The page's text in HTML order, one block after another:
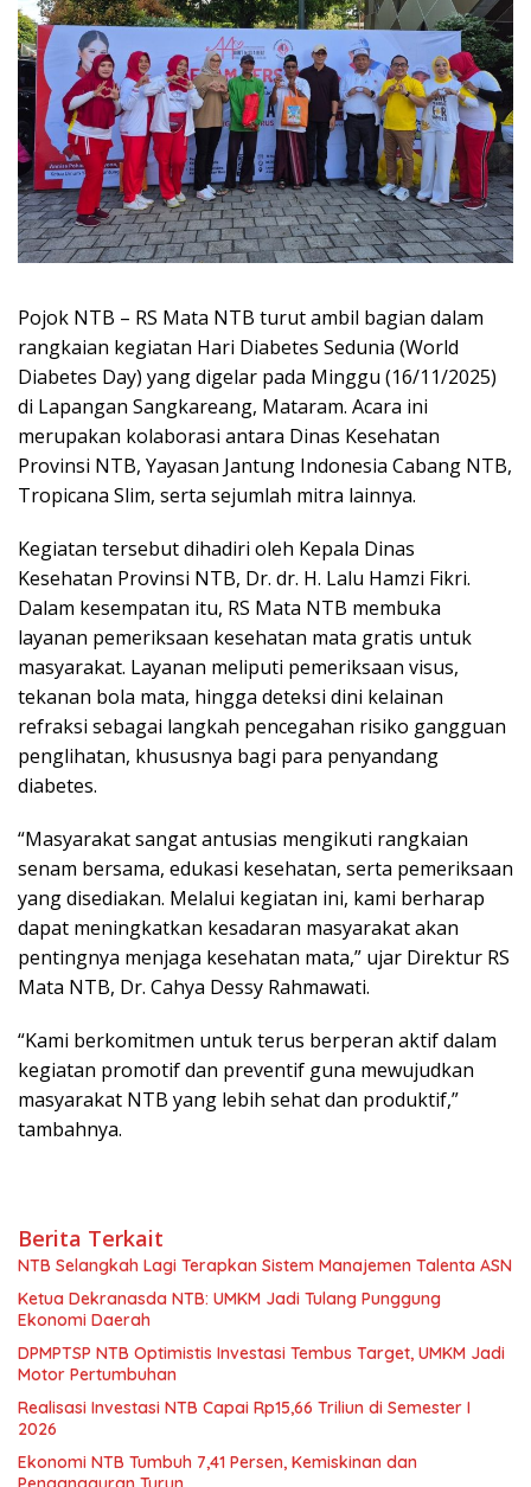
Pojok NTB – RS Mata NTB turut ambil bagian dalam
rangkaian kegiatan Hari Diabetes Sedunia (World
Diabetes Day) yang digelar pada Minggu (16/11/2025)
di Lapangan Sangkareang, Mataram. Acara ini
merupakan kolaborasi antara Dinas Kesehatan
Provinsi NTB, Yayasan Jantung Indonesia Cabang NTB,
Tropicana Slim, serta sejumlah mitra lainnya.
Kegiatan tersebut dihadiri oleh Kepala Dinas
Kesehatan Provinsi NTB, Dr. dr. H. Lalu Hamzi Fikri.
Dalam kesempatan itu, RS Mata NTB membuka
layanan pemeriksaan kesehatan mata gratis untuk
masyarakat. Layanan meliputi pemeriksaan visus,
tekanan bola mata, hingga deteksi dini kelainan
refraksi sebagai langkah pencegahan risiko gangguan
penglihatan, khususnya bagi para penyandang
diabetes.
“Masyarakat sangat antusias mengikuti rangkaian
senam bersama, edukasi kesehatan, serta pemeriksaan
yang disediakan. Melalui kegiatan ini, kami berharap
dapat meningkatkan kesadaran masyarakat akan
pentingnya menjaga kesehatan mata,” ujar Direktur RS
Mata NTB, Dr. Cahya Dessy Rahmawati.
“Kami berkomitmen untuk terus berperan aktif dalam
kegiatan promotif dan preventif guna mewujudkan
masyarakat NTB yang lebih sehat dan produktif,”
tambahnya.
Berita Terkait
NTB Selangkah Lagi Terapkan Sistem Manajemen Talenta ASN
Ketua Dekranasda NTB: UMKM Jadi Tulang Punggung
Ekonomi Daerah
DPMPTSP NTB Optimistis Investasi Tembus Target, UMKM Jadi
Motor Pertumbuhan
Realisasi Investasi NTB Capai Rp15,66 Triliun di Semester I
2026
Ekonomi NTB Tumbuh 7,41 Persen, Kemiskinan dan